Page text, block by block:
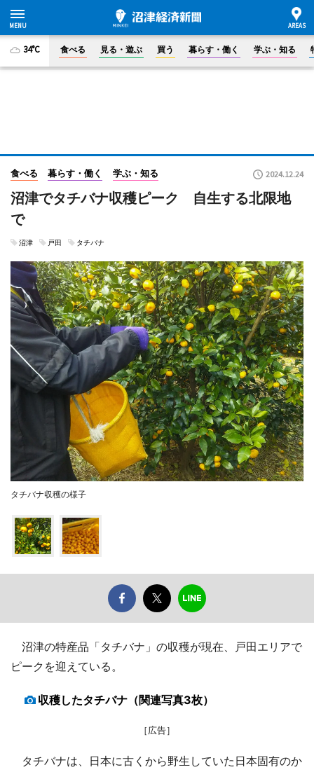
34°C 食べる 見る・遊ぶ 買う 暮らす・働く 学ぶ・知る
食べる 暮らす・働く 学ぶ・知る 2024.12.24
沼津でタチバナ収穫ピーク 自生する北限地
で
沼津 戸田 タチバナ
タチバナ収穫の様子
沼津の特産品「タチバナ」の収穫が現在、戸田エリアで
ピークを迎えている。
収穫したタチバナ（関連写真3枚）
［広告］
タチバナは、日本に古くから野生していた日本固有のか